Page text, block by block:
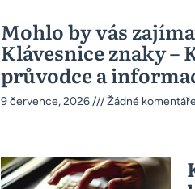
Mohlo by vás
Klávesnice znaky –
průvodce a
9 července, 2026 Žádné